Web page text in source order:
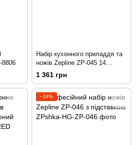
8806
Набір кухонного приладдя та
ножів Zepline ZP-045 14
предметів
1 361 грн
−24%